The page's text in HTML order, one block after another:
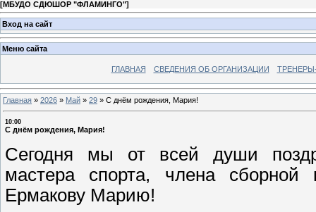
[МБУДО СДЮШОР "ФЛАМИНГО"]
Вход на сайт
Меню сайта
ГЛАВНАЯ СВЕДЕНИЯ ОБ ОРГАНИЗАЦИИ
Главная » 2026 » Май » 29 » С днём рождения, Мария!
10:00
С днём рождения, Мария!
Сегодня мы от всей души
мастера спорта, члена
Ермакову Марию!